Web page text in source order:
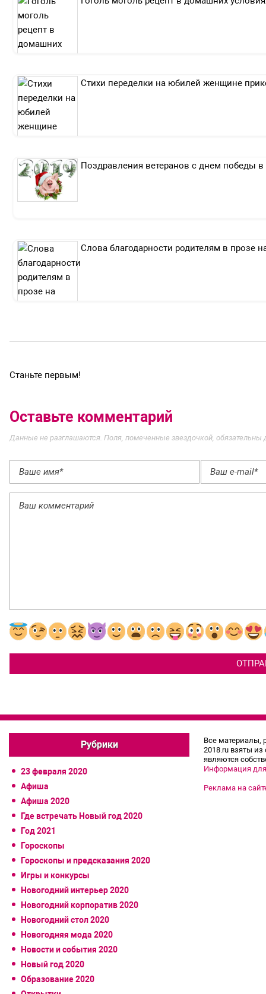
Стихи переделки на юбилей женщине
Поздравления ветеранов с днем победы в
Слова благодарности родителям в прозе
Станьте первым!
Оставьте комментарий
Данные не разглашаются. Поля, помеченные звездочкой, обязательны
Рубрики
23 февраля 2020
Афиша
Афиша 2020
Где встречать Новый год 2020
Год 2021
Гороскопы
Гороскопы и предсказания 2020
Игры и конкурсы
Новогодний интерьер 2020
Новогодний корпоратив 2020
Новогодний стол 2020
Новогодняя мода 2020
Новости и события 2020
Новый год 2020
Образование 2020
Все материалы,
2018.ru взяты
являются
Информация
Реклама на